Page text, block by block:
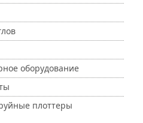
оборудование
плоттеры